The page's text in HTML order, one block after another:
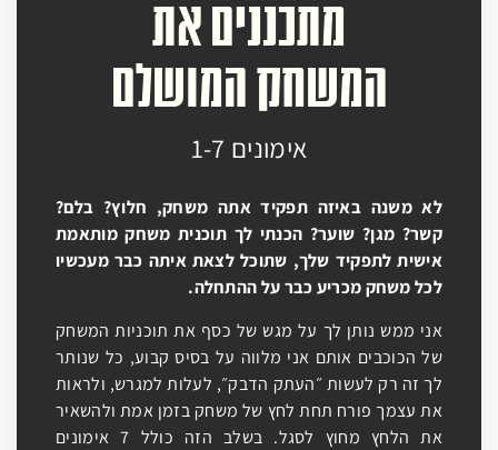
מתכננים את
המשחק המושלם
אימונים 1-7
לא משנה באיזה תפקיד אתה משחק, חלוץ? בלם?
קשר? מגן? שוער? הכנתי לך תוכנית משחק מותאמת
אישית לתפקיד שלך, שתוכל לצאת איתה כבר מעכשיו
לכל משחק מכריע כבר על ההתחלה.
אני ממש נותן לך על מגש של כסף את תוכניות המשחק
של הכוכבים אותם אני מלווה על בסיס קבוע, כל שנותר
לך זה רק לעשות ״העתק הדבק״, לעלות למגרש, ולראות
את עצמך פורח תחת לחץ של משחק בזמן אמת ולהשאיר
את הלחץ מחוץ לסגל. בשלב הזה כולל 7 אימונים